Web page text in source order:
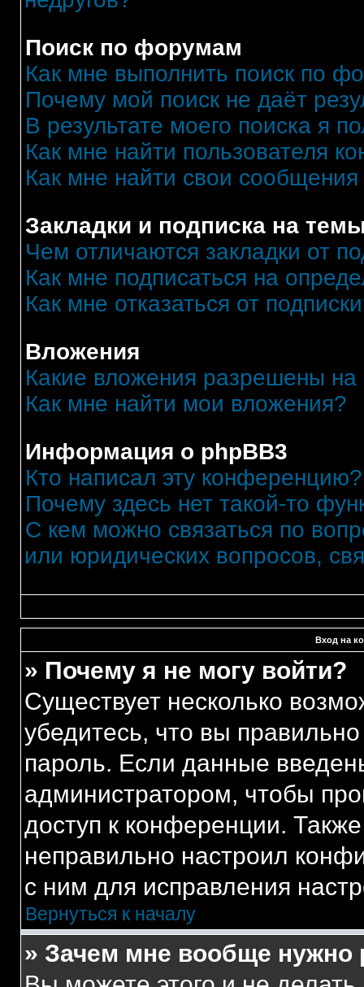
Поиск по форумам
Как мне выполнить поиск по
Почему мой поиск не даёт
В результате моего поиска я
Как мне найти пользователя
Как мне найти свои
Закладки и подписка на
Чем отличаются закладки от
Как мне подписаться на
Как мне отказаться от
Вложения
Какие вложения разрешены
Как мне найти мои вложения?
Информация о phpBB3
Кто написал эту конференцию?
Почему здесь нет такой-то
С кем можно связаться по
или юридических вопросов,
Вход на
» Почему я не могу войти?
Существует несколько
убедитесь, что вы
пароль. Если данные
администратором, чтобы
доступ к конференции.
неправильно настроил
с ним для исправления
Вернуться к началу
» Зачем мне вообще нужно